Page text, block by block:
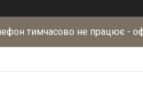
тимчасово не працює -